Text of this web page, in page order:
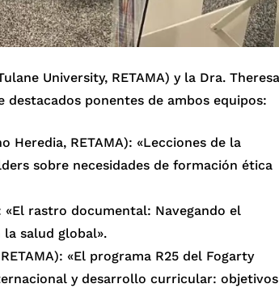
University, RETAMA) y la Dra. Theresa
destacados ponentes de ambos equipos:
Heredia, RETAMA): «Lecciones de la
sobre necesidades de formación ética
«El rastro documental: Navegando el
la salud global».
«El programa R25 del Fogarty
y desarrollo curricular: objetivos